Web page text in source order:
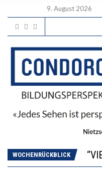
9. August 2026
WOCHENRÜCKBLICK